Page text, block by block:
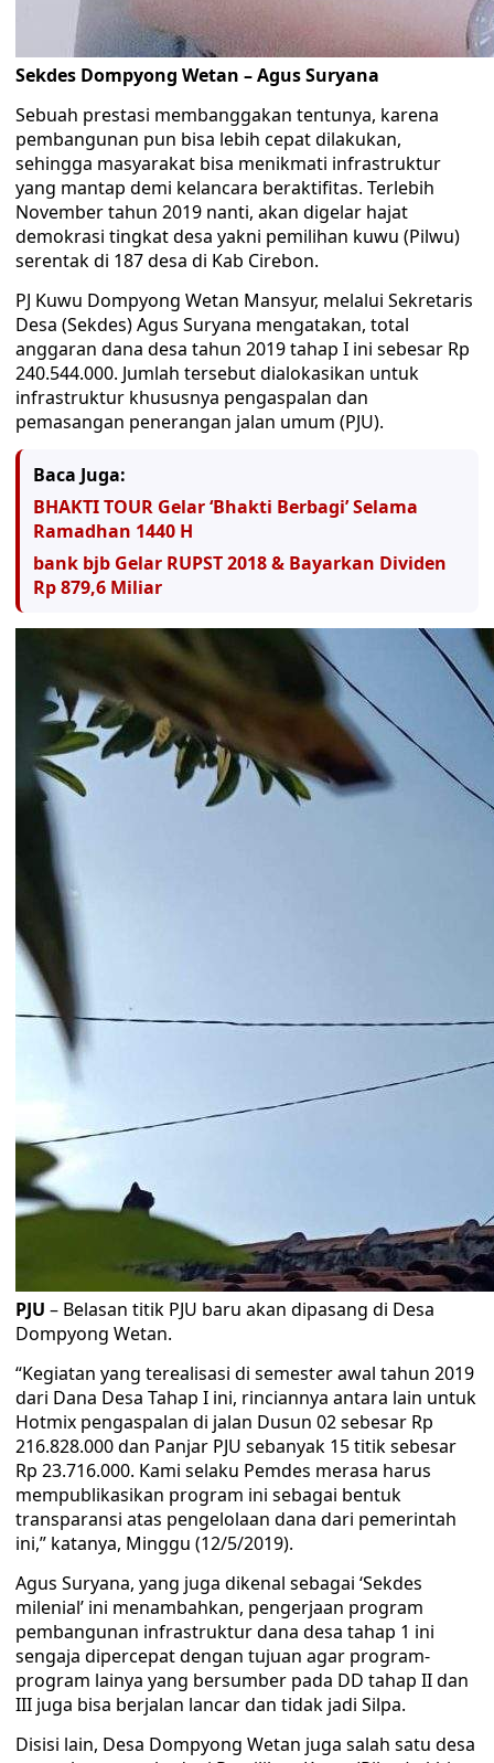
Sekdes Dompyong Wetan – Agus Suryana
Sebuah prestasi membanggakan tentunya, karena
pembangunan pun bisa lebih cepat dilakukan,
sehingga masyarakat bisa menikmati infrastruktur
yang mantap demi kelancara beraktifitas. Terlebih
November tahun 2019 nanti, akan digelar hajat
demokrasi tingkat desa yakni pemilihan kuwu (Pilwu)
serentak di 187 desa di Kab Cirebon.
PJ Kuwu Dompyong Wetan Mansyur, melalui Sekretaris
Desa (Sekdes) Agus Suryana mengatakan, total
anggaran dana desa tahun 2019 tahap I ini sebesar Rp
240.544.000. Jumlah tersebut dialokasikan untuk
infrastruktur khususnya pengaspalan dan
pemasangan penerangan jalan umum (PJU).
Baca Juga:
BHAKTI TOUR Gelar ‘Bhakti Berbagi’ Selama
Ramadhan 1440 H
bank bjb Gelar RUPST 2018 & Bayarkan Dividen
Rp 879,6 Miliar
PJU – Belasan titik PJU baru akan dipasang di Desa
Dompyong Wetan.
“Kegiatan yang terealisasi di semester awal tahun 2019
dari Dana Desa Tahap I ini, rinciannya antara lain untuk
Hotmix pengaspalan di jalan Dusun 02 sebesar Rp
216.828.000 dan Panjar PJU sebanyak 15 titik sebesar
Rp 23.716.000. Kami selaku Pemdes merasa harus
mempublikasikan program ini sebagai bentuk
transparansi atas pengelolaan dana dari pemerintah
ini,” katanya, Minggu (12/5/2019).
Agus Suryana, yang juga dikenal sebagai ‘Sekdes
milenial’ ini menambahkan, pengerjaan program
pembangunan infrastruktur dana desa tahap 1 ini
sengaja dipercepat dengan tujuan agar program-
program lainya yang bersumber pada DD tahap II dan
III juga bisa berjalan lancar dan tidak jadi Silpa.
Disisi lain, Desa Dompyong Wetan juga salah satu desa